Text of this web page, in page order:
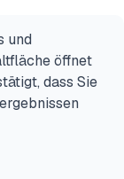
und
öffnet
dass Sie